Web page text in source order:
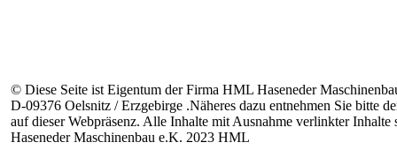
© Diese Seite ist Eigentum der Firma HML Haseneder
D-09376 Oelsnitz / Erzgebirge .Näheres dazu entnehmen Sie bitte
auf dieser Webpräsenz. Alle Inhalte mit Ausnahme verlinkter
Haseneder Maschinenbau e.K. 2023 HML